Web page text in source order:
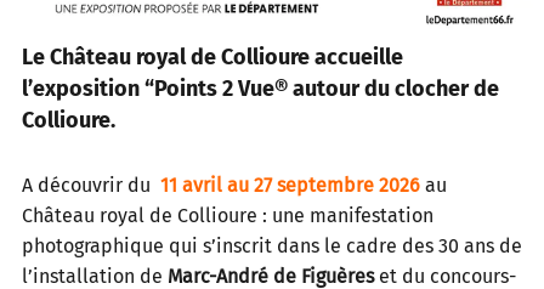
Le Château royal de Collioure accueille
l’exposition “Points 2 Vue® autour du clocher de
Collioure.
A découvrir du 11 avril au 27 septembre 2026 au
Château royal de Collioure : une manifestation
photographique qui s’inscrit dans le cadre des 30 ans de
l’installation de Marc-André de Figuèreset du concours-